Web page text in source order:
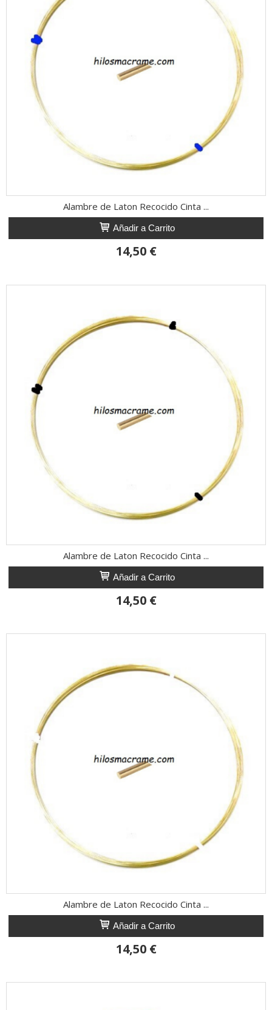
Alambre de Laton Recocido Cinta ...
Añadir a Carrito
14,50 €
Alambre de Laton Recocido Cinta ...
Añadir a Carrito
14,50 €
Alambre de Laton Recocido Cinta ...
Añadir a Carrito
14,50 €